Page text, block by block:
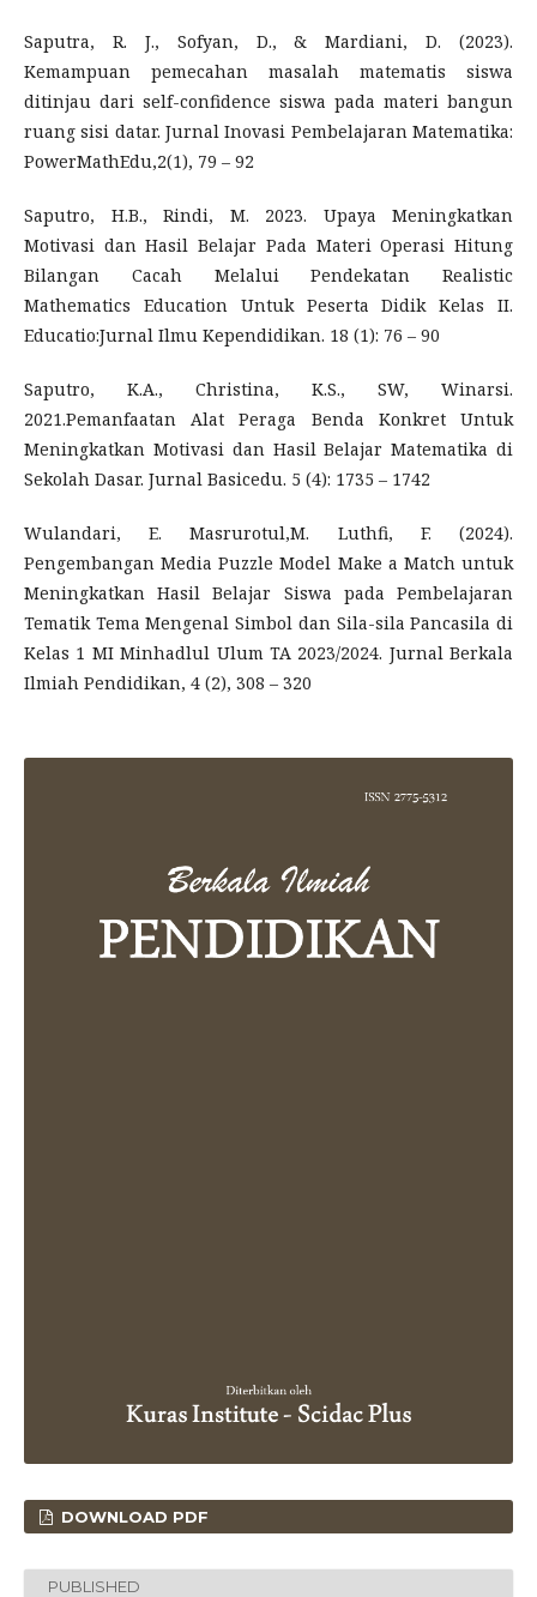
Saputra, R. J., Sofyan, D., & Mardiani, D. (2023).
Kemampuan pemecahan masalah matematis siswa
ditinjau dari self-confidence siswa pada materi bangun
ruang sisi datar. Jurnal Inovasi Pembelajaran Matematika:
PowerMathEdu,2(1), 79 – 92
Saputro, H.B., Rindi, M. 2023. Upaya Meningkatkan
Motivasi dan Hasil Belajar Pada Materi Operasi Hitung
Bilangan Cacah Melalui Pendekatan Realistic
Mathematics Education Untuk Peserta Didik Kelas II.
Educatio:Jurnal Ilmu Kependidikan. 18 (1): 76 – 90
Saputro, K.A., Christina, K.S., SW, Winarsi.
2021.Pemanfaatan Alat Peraga Benda Konkret Untuk
Meningkatkan Motivasi dan Hasil Belajar Matematika di
Sekolah Dasar. Jurnal Basicedu. 5 (4): 1735 – 1742
Wulandari, E. Masrurotul,M. Luthfi, F. (2024).
Pengembangan Media Puzzle Model Make a Match untuk
Meningkatkan Hasil Belajar Siswa pada Pembelajaran
Tematik Tema Mengenal Simbol dan Sila-sila Pancasila di
Kelas 1 MI Minhadlul Ulum TA 2023/2024. Jurnal Berkala
Ilmiah Pendidikan, 4 (2), 308 – 320
DOWNLOAD PDF
PUBLISHED